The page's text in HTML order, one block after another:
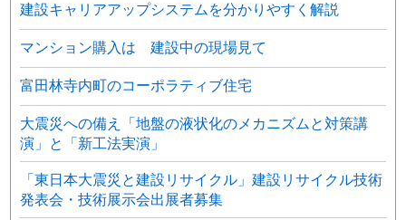
建設キャリアアップシステムを分かりやすく解説
マンション購入は 建設中の現場見て
富田林寺内町のコーポラティブ住宅
大震災への備え「地盤の液状化のメカニズムと対策講
演」と「新工法実演」
「東日本大震災と建設リサイクル」建設リサイクル技術
発表会・技術展示会出展者募集